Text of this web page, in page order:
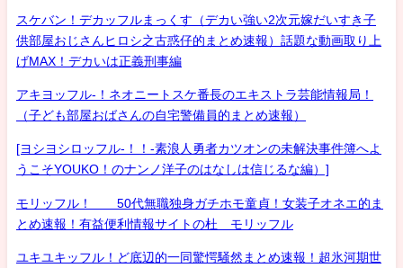
スケバン！デカッフルまっくす（デカい強い2次元嫁だいすき子
供部屋おじさんヒロシ之古惑仔的まとめ速報）話題な動画取り上
げMAX！デカいは正義刑事編
アキヨッフル-！ネオニートスケ番長のエキストラ芸能情報局！
（子ども部屋おばさんの自宅警備員的まとめ速報）
[ヨシヨシロッフル-！！-素浪人勇者カツオンの未解決事件簿へよ
うこそYOUKO！のナンノ洋子のはなしは信じるな編）]
モリッフル！ 50代無職独身ガチホモ童貞！女装子オネエ的ま
とめ速報！有益便利情報サイトの杜 モリッフル
ユキユキッフル！ど底辺的一同驚愕騒然まとめ速報！超氷河期世